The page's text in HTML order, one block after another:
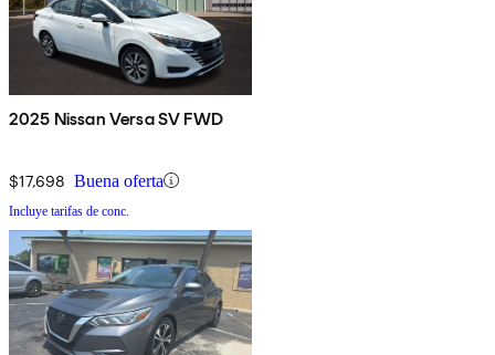
2025 Nissan Versa SV FWD
$17,698 Buena oferta
Incluye tarifas de conc.